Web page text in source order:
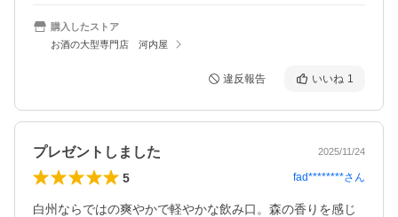
購入したストア
お酒の大型専門店 河内屋
違反報告 いいね 1
プレゼントしました 2025/11/24
5 fad********さん
白州ならではの爽やかで軽やかな飲み口。森の香りを感じ